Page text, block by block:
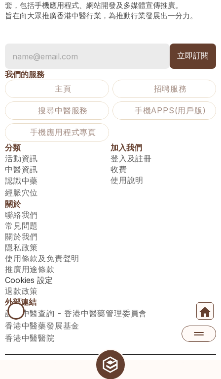
套，包括手機應用程式、網站開發及多媒體宣傳推廣。
旨在向大眾推廣香港中醫行業，為推動行業發展出一分力。
我們的服務
主頁
招聘服務
搜尋中醫服務 手機APPS(用戶版)
手機應用程式專頁
分類
活動資訊
中醫資訊
認識中藥
經脈穴位
加入我們
登入及註冊
收費
使用說明
關於
聯絡我們
常見問題
關於我們
隱私政策
使用條款及免責聲明
推廣用途條款
Cookies 設定
退款政策
外部連結
註冊中醫查詢 - 香港中醫藥管理委員會
香港中醫藥發展基金
香港中醫醫院
醫師匯有限公司 ECWAY LIMITED Copyright 2026© All rights